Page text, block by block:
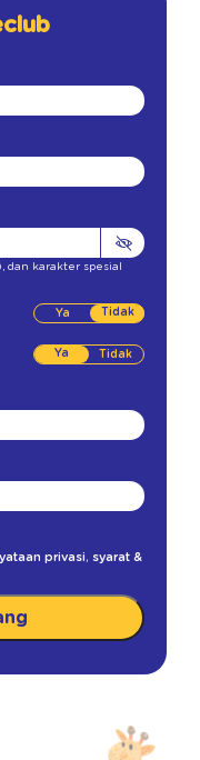
, dan karakter spesial
Tidak
Ya
privasi, syarat &